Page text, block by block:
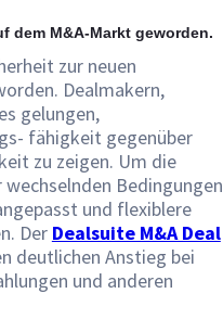
dem M&A-Markt geworden.
zur neuen
Dealmakern,
gelungen,
fähigkeit gegenüber
zu zeigen. Um die
Bedingungen
und flexiblere
Der Dealsuite M&A Deal
deutlichen Anstieg bei
und anderen